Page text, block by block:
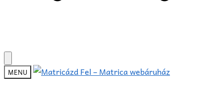
Skip
to
navigation
Skip
to
content
MENU